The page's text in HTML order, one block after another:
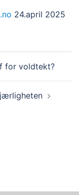
24.april 2025
for voldtekt?